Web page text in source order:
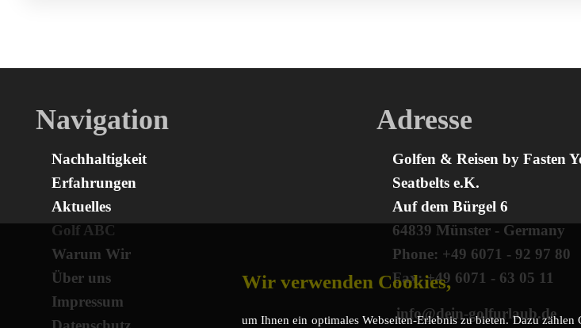
Navigation
Nachhaltigkeit
Erfahrungen
Aktuelles
Golf ABC
Warum Wir
Über uns
Impressum
Adresse
Golfen & Reisen by Fasten
Seatbelts e.K.
Auf dem Bürgel 6
64839 Münster - Germany
Phone: +49 6071 - 92 97 80
Fax: +49 6071 - 63 05 11
info@dein-golfurlaub.de
Wir verwenden Cookies,
um Ihnen ein optimales Webseiten-Erlebnis zu bieten. Dazu